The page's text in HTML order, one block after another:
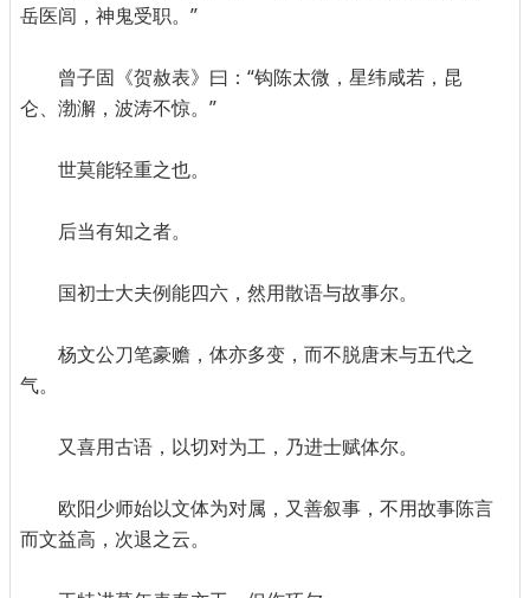
岳医闾，神鬼受职。”
曾子固《贺赦表》曰：“钩陈太微，星纬咸若，昆
仑、渤澥，波涛不惊。”
世莫能轻重之也。
后当有知之者。
国初士大夫例能四六，然用散语与故事尔。
杨文公刀笔豪赡，体亦多变，而不脱唐末与五代之
气。
又喜用古语，以切对为工，乃进士赋体尔。
欧阳少师始以文体为对属，又善叙事，不用故事陈言
而文益高，次退之云。